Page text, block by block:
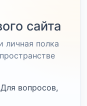
сайта
личная полка
Для вопросов,